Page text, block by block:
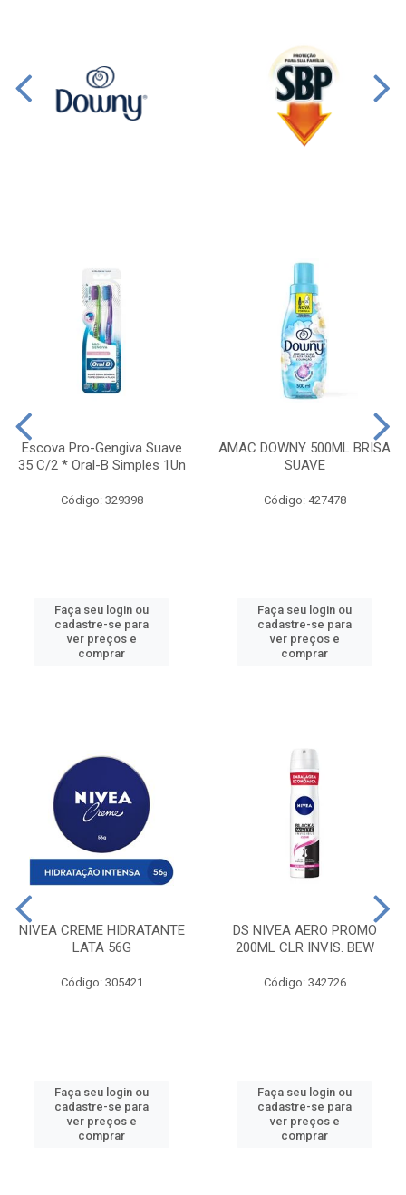
Escova Pro-Gengiva Suave
35 C/2 * Oral-B Simples 1Un
Código: 329398
Faça seu login ou
cadastre-se para
ver preços e
comprar
AMAC DOWNY 500ML BRISA
SUAVE
Código: 427478
Faça seu login ou
cadastre-se para
ver preços e
comprar
NIVEA CREME HIDRATANTE
LATA 56G
Código: 305421
Faça seu login ou
cadastre-se para
ver preços e
comprar
DS NIVEA AERO PROMO
200ML CLR INVIS. BEW
Código: 342726
Faça seu login ou
cadastre-se para
ver preços e
comprar